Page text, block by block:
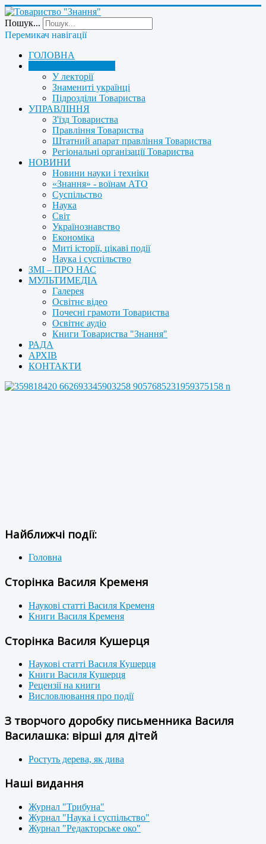
Пошук...
Перемикач навігації
ГОЛОВНА
У лекторії
Знамениті українці
Підрозділи Товариства
УПРАВЛІННЯ
З'їзд Товариства
Правління Товариства
Штатний апарат правління Товариства
Регіональні організації Товариства
НОВИНИ
Новини науки і техніки
«Знання» - воїнам АТО
Суспільство
Наука
Світ
Українознавство
Економіка
Миті історії, цікаві події
Наука і суспільство
ЗМІ – ПРО НАС
МУЛЬТИМЕДІА
Галерея
Освітнє відео
Почесні грамоти Товариства
Освітнє аудіо
Книги Товариства "Знання"
РАДА
АРХІВ
КОНТАКТИ
Найближчі події:
Головна
Сторінка Василя Кременя
Наукові статті Василя Кременя
Книги Василя Кременя
Сторінка Василя Кушерця
Наукові статті Василя Кушерця
Книги Василя Кушерця
Рецензії на книги
Висловлювання про події
З творчого доробку письменника Василя
Василашка: вірші для дітей
Ростуть дерева, як дива
Наші видання
Журнал "Трибуна"
Журнал "Наука і суспільство"
Журнал "Редакторське око"